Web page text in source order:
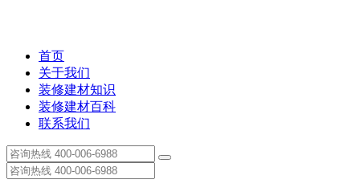
首页
关于我们
装修建材知识
装修建材百科
联系我们